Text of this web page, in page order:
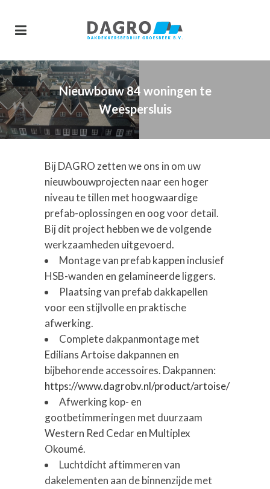
Nieuwbouw 84 woningen te
Weespersluis
Bij DAGRO zetten we ons in om uw
nieuwbouwprojecten naar een hoger
niveau te tillen met hoogwaardige
prefab-oplossingen en oog voor detail.
Bij dit project hebben we de volgende
werkzaamheden uitgevoerd.
Montage van prefab kappen inclusief
HSB-wanden en gelamineerde liggers.
Plaatsing van prefab dakkapellen
voor een stijlvolle en praktische
afwerking.
Complete dakpanmontage met
Edilians Artoise dakpannen en
bijbehorende accessoires. Dakpannen:
https://www.dagrobv.nl/product/artoise/
Afwerking kop- en
gootbetimmeringen met duurzaam
Western Red Cedar en Multiplex
Okoumé.
Luchtdicht aftimmeren van
dakelementen aan de binnenzijde met